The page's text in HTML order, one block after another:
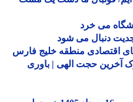
می خرد
دنبال می شود
حجت الهی | باوری